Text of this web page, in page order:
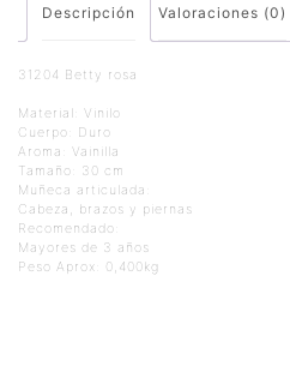
Descripción Valoraciones (0)
31204 Betty rosa
Material: Vinilo
Cuerpo: Duro
Aroma: Vainilla
Tamaño: 30 cm
Muñeca articulada:
Cabeza, brazos y piernas
Recomendado:
Mayores de 3 años
Peso Aprox: 0,400kg